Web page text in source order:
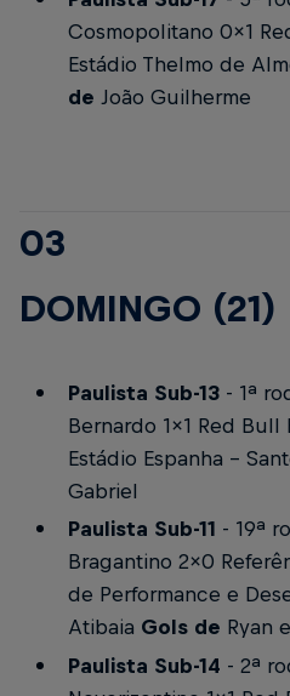
Cosmopolitano 0x1
Estádio Thelmo de
de João Guilherme
03
DOMINGO (21)
Paulista Sub-13- 1ª
Bernardo 1x1 Red Bull
Estádio Espanha -
Gabriel
Paulista Sub-11 - 19ª
Bragantino 2x0
de Performance e
Atibaia Gols de Ryan
Paulista Sub-14 - 2ª